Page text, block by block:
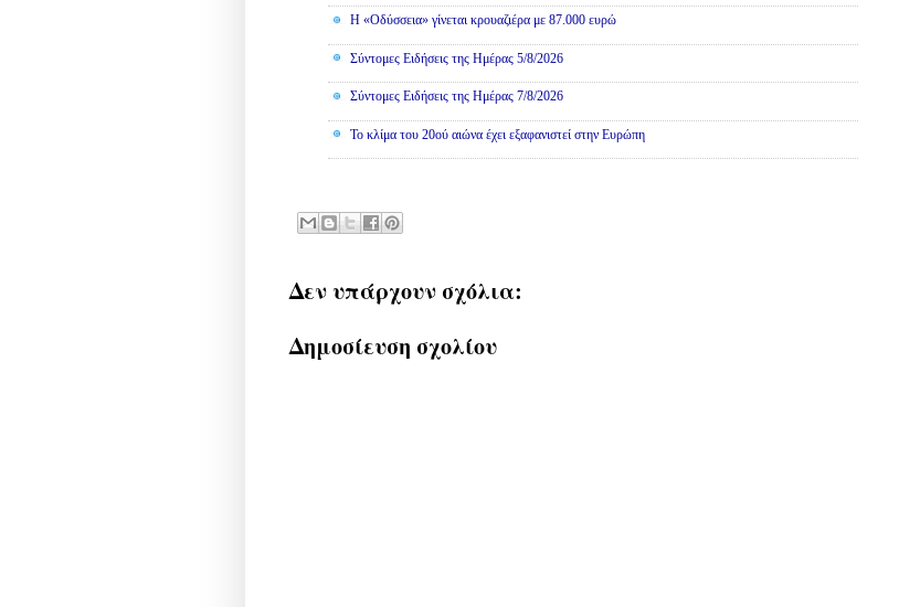
Η «Οδύσσεια» γίνεται κρουαζιέρα με 87.000 ευρώ
Σύντομες Ειδήσεις της Ημέρας 5/8/2026
Σύντομες Ειδήσεις της Ημέρας 7/8/2026
Το κλίμα του 20ού αιώνα έχει εξαφανιστεί στην Ευρώπη
Δεν υπάρχουν σχόλια:
Δημοσίευση σχολίου